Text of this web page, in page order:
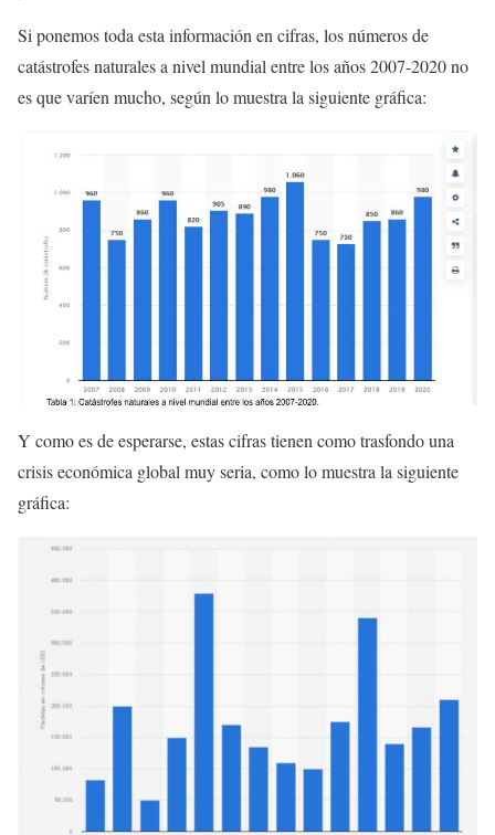
Si ponemos toda esta información en cifras, los números de
catástrofes naturales a nivel mundial entre los años 2007-2020 no
es que varíen mucho, según lo muestra la siguiente gráfica:
Y como es de esperarse, estas cifras tienen como trasfondo una
crisis económica global muy seria, como lo muestra la siguiente
gráfica: